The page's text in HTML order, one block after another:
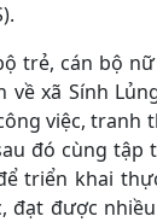
trẻ, cán bộ
về xã Sính
việc, tranh
đó cùng
triển khai
đạt được